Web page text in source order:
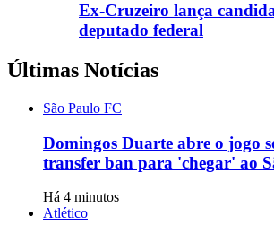
Ex-Cruzeiro lança
deputado federal
Últimas Notícias
São Paulo FC
Domingos Duarte abre o jogo
transfer ban para 'chegar' ao
Há 4 minutos
Atlético